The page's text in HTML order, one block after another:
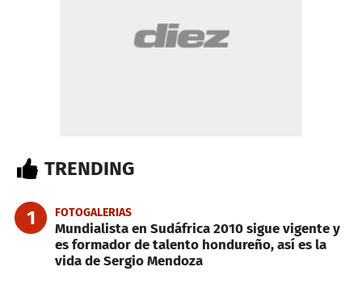
TRENDING
1 FOTOGALERIAS
Mundialista en Sudáfrica 2010 sigue vigente y
es formador de talento hondureño, así es la
vida de Sergio Mendoza